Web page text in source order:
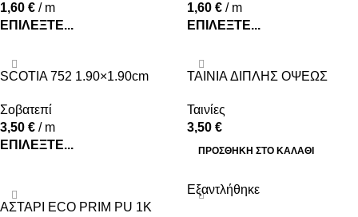
1,60 € / m
ΕΠΙΛΈΞΤΕ...
1,60 € / m
ΕΠΙΛΈΞΤΕ...
SCOTIA 752 1.90×1.90cm
Σοβατεπί
3,50 € / m
ΕΠΙΛΈΞΤΕ...
TAINIA ΔΙΠΛΗΣ ΟΨΕΩΣ
Ταινίες
3,50 €
ΠΡΟΣΘΉΚΗ ΣΤΟ ΚΑΛΆΘΙ
ΑΣΤΑΡΙ ECO PRIM PU 1K
Εξαντλήθηκε